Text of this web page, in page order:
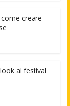
creare
al festival